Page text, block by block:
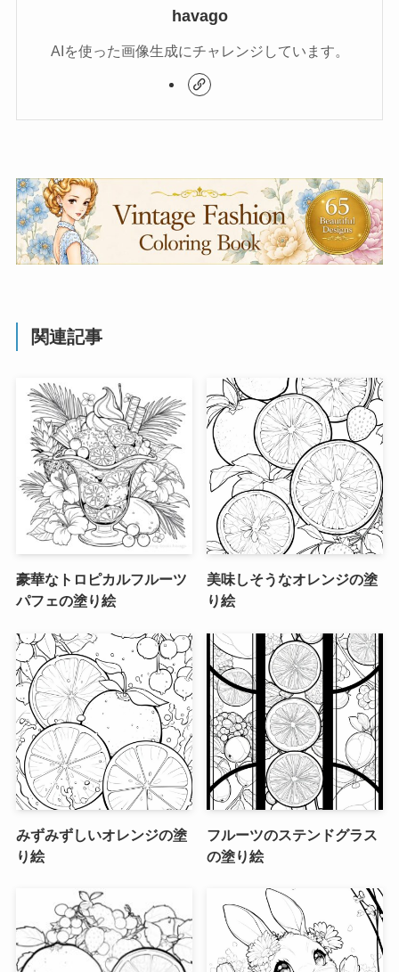
havago
AIを使った画像生成にチャレンジしています。
関連記事
豪華なトロピカルフルーツ
パフェの塗り絵
美味しそうなオレンジの塗
り絵
みずみずしいオレンジの塗
り絵
フルーツのステンドグラス
の塗り絵